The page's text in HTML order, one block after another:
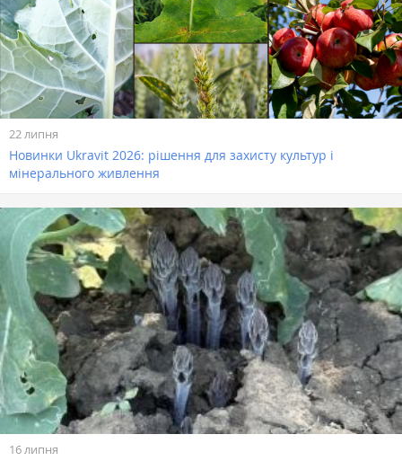
22 липня
Новинки Ukravit 2026: рішення для захисту культур і
мінерального живлення
16 липня